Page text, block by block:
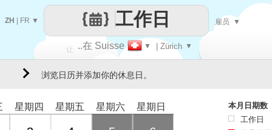
让 ..在 Suisse ▼ | Zürich ▼
工作日
ZH FR ▼ 雇员 ▼
浏览日历并添加你的休息日。
星期四 星期五 星期六 星期日
本月日期数
工作日